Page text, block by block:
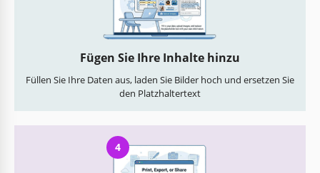
Fügen Sie Ihre Inhalte hinzu
Füllen Sie Ihre Daten aus, laden Sie Bilder hoch und ersetzen Sie
den Platzhaltertext
4